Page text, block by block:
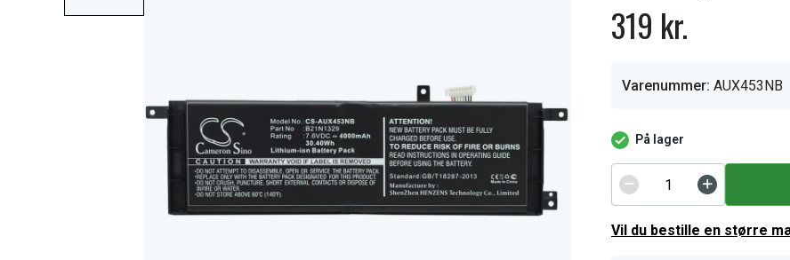
319 kr.
Varenummer: AUX453NB
På lager
Vil du bestille en større